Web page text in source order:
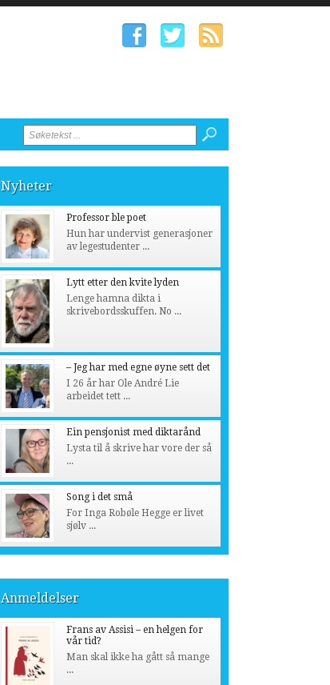
Nyheter
Professor ble poet
Hun har undervist generasjoner
av legestudenter ...
Lytt etter den kvite lyden
Lenge hamna dikta i
skrivebordsskuffen. No ...
– Jeg har med egne øyne sett det
I 26 år har Ole André Lie
arbeidet tett ...
Ein pensjonist med diktarånd
Lysta til å skrive har vore der så
...
Song i det små
For Inga Robøle Hegge er livet
sjølv ...
Anmeldelser
Frans av Assisi – en helgen for
vår tid?
Man skal ikke ha gått så mange
...